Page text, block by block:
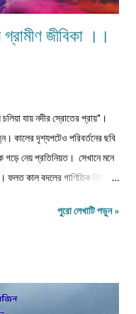
জীবিকা ।।
যায় নদীর স্রোতের প্রায়"।
কালের দৃশ্যপটেও পরিবর্তনের ছবি
গড়ে নেয় প্রতিনিয়ত। সেখানে মনে
ফলত কাল বদলের গাণিতিক হিসেবে
যা অত্যাবশ্যকীয় কাল তার বিকল্প রূপ
পরিষেবা দিত। বিনিময়ে
পুরো লেখাটি পড়ুন »